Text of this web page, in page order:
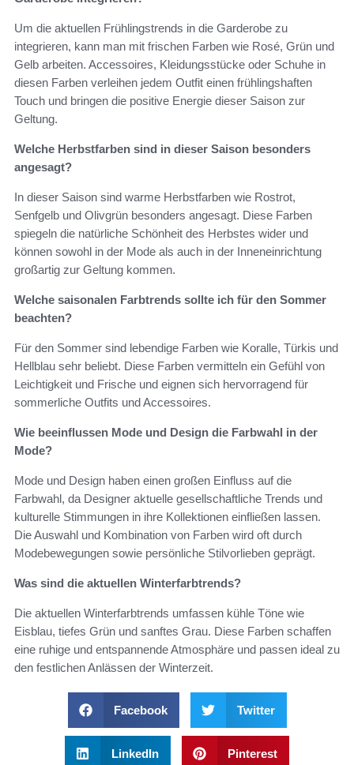
Um die aktuellen Frühlingstrends in die Garderobe zu
integrieren, kann man mit frischen Farben wie Rosé, Grün und
Gelb arbeiten. Accessoires, Kleidungsstücke oder Schuhe in
diesen Farben verleihen jedem Outfit einen frühlingshaften
Touch und bringen die positive Energie dieser Saison zur
Geltung.
Welche Herbstfarben sind in dieser Saison besonders
angesagt?
In dieser Saison sind warme Herbstfarben wie Rostrot,
Senfgelb und Olivgrün besonders angesagt. Diese Farben
spiegeln die natürliche Schönheit des Herbstes wider und
können sowohl in der Mode als auch in der Inneneinrichtung
großartig zur Geltung kommen.
Welche saisonalen Farbtrends sollte ich für den Sommer
beachten?
Für den Sommer sind lebendige Farben wie Koralle, Türkis und
Hellblau sehr beliebt. Diese Farben vermitteln ein Gefühl von
Leichtigkeit und Frische und eignen sich hervorragend für
sommerliche Outfits und Accessoires.
Wie beeinflussen Mode und Design die Farbwahl in der
Mode?
Mode und Design haben einen großen Einfluss auf die
Farbwahl, da Designer aktuelle gesellschaftliche Trends und
kulturelle Stimmungen in ihre Kollektionen einfließen lassen.
Die Auswahl und Kombination von Farben wird oft durch
Modebewegungen sowie persönliche Stilvorlieben geprägt.
Was sind die aktuellen Winterfarbtrends?
Die aktuellen Winterfarbtrends umfassen kühle Töne wie
Eisblau, tiefes Grün und sanftes Grau. Diese Farben schaffen
eine ruhige und entspannende Atmosphäre und passen ideal zu
den festlichen Anlässen der Winterzeit.
Facebook Twitter
LinkedIn Pinterest